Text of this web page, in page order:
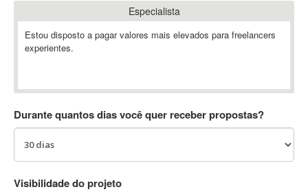
Ableton Push
Abstract
AC3
ACID Pro
Especialista
Estou disposto a pagar valores mais elevados para freelancers
experientes.
Durante quantos dias você quer receber propostas?
Visibilidade do projeto